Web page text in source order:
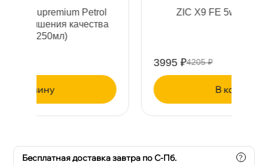
ZIC X9 FE 5w30 (4л) 162615
корзину
Бесплатная доставка завтра по С-Пб. ?